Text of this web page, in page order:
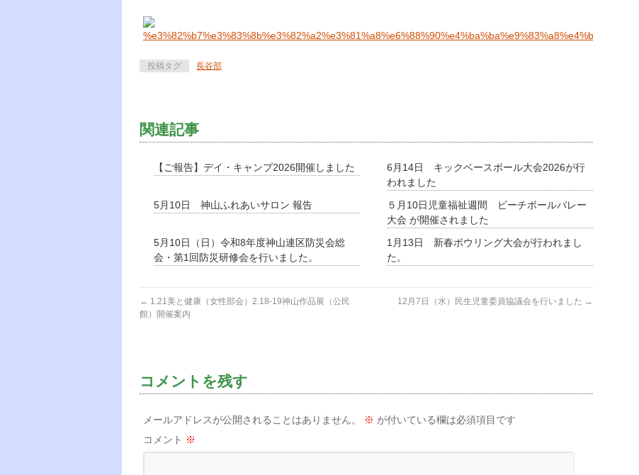
投稿タグ 長谷部
関連記事
【ご報告】デイ・キャンプ2026開催しました
6月14日 キックベースボール大会2026が行
われました
5月10日 神山ふれあいサロン 報告
５月10日児童福祉週間 ビーチボールバレー
大会 が開催されました
5月10日（日）令和8年度神山連区防災会総
会・第1回防災研修会を行いました。
1月13日 新春ボウリング大会が行われまし
た。
← 1.21美と健康（女性部会）2.18-19神山作品展（公民
館）開催案内
12月7日（水）民生児童委員協議会を行いました →
コメントを残す
メールアドレスが公開されることはありません。 ※ が付いている欄は必須項目です
コメント ※